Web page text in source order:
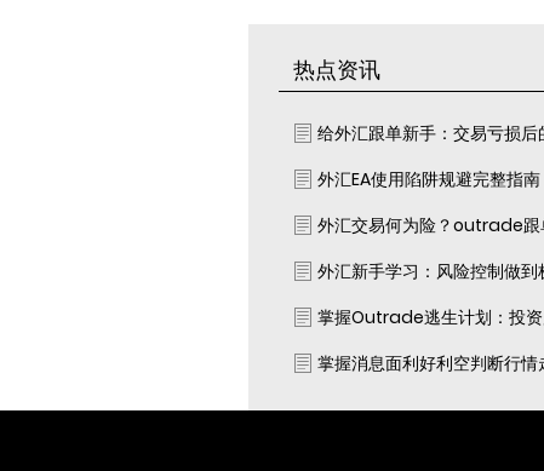
热点资讯
给外汇跟单新手：交易亏损
外汇EA使用陷阱规避完整指
外汇交易何为险？outrade跟
外汇新手学习：风险控制做到
掌握Outrade逃生计划：投
掌握消息面利好利空判断行情